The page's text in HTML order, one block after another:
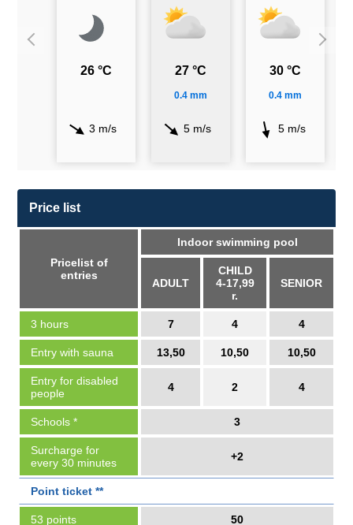
26 °C
3 m/s
27 °C
0.4 mm
5 m/s
30 °C
0.4 mm
5 m/s
Price list
Pricelist of
entries
Indoor swimming pool
ADULT
CHILD
4-17,99
r.
SENIOR
3 hours 7 4 4
Entry with sauna 13,50 10,50 10,50
Entry for disabled
people
4 2 4
Schools * 3
Surcharge for
every 30 minutes
+2
Point ticket **
53 points 50